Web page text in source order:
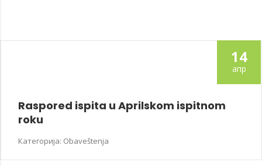
14
апр
Raspored ispita u Aprilskom ispitnom
roku
Категорија: Obaveštenja